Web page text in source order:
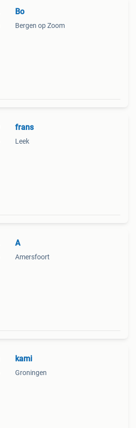
Bo
Bergen op Zoom
frans
Leek
A
Amersfoort
kami
Groningen